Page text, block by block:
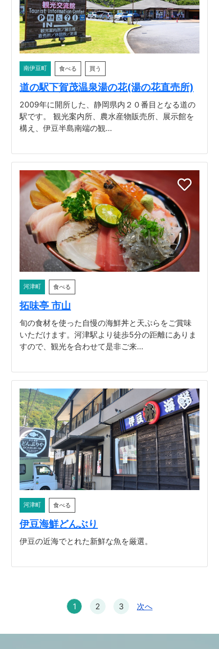
南伊豆町 食べる 買う
道の駅下賀茂温泉湯の花(湯の花直売所)
2009年に開所した、静岡県内２０番目となる道の
駅です。 観光案内所、農水産物販売所、展示館を
構え、伊豆半島南端の観…
河津町 食べる
拓味亭 市山
旬の食材を使った自慢の海鮮丼と天ぷらをご賞味
いただけます。河津駅より徒歩5分の距離にありま
すので、観光を合わせて是非ご来…
河津町 食べる
伊豆海鮮どんぶり
伊豆の近海でとれた新鮮な魚を厳選。
1 2 3 次へ